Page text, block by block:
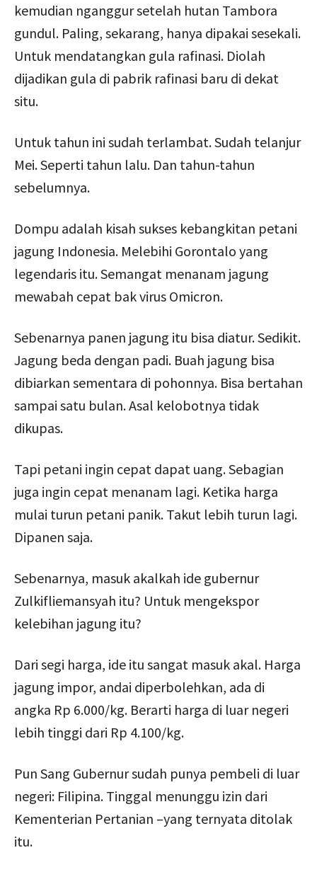
kemudian nganggur setelah hutan Tambora
gundul. Paling, sekarang, hanya dipakai sesekali.
Untuk mendatangkan gula rafinasi. Diolah
dijadikan gula di pabrik rafinasi baru di dekat
situ.
Untuk tahun ini sudah terlambat. Sudah telanjur
Mei. Seperti tahun lalu. Dan tahun-tahun
sebelumnya.
Dompu adalah kisah sukses kebangkitan petani
jagung Indonesia. Melebihi Gorontalo yang
legendaris itu. Semangat menanam jagung
mewabah cepat bak virus Omicron.
Sebenarnya panen jagung itu bisa diatur. Sedikit.
Jagung beda dengan padi. Buah jagung bisa
dibiarkan sementara di pohonnya. Bisa bertahan
sampai satu bulan. Asal kelobotnya tidak
dikupas.
Tapi petani ingin cepat dapat uang. Sebagian
juga ingin cepat menanam lagi. Ketika harga
mulai turun petani panik. Takut lebih turun lagi.
Dipanen saja.
Sebenarnya, masuk akalkah ide gubernur
Zulkifliemansyah itu? Untuk mengekspor
kelebihan jagung itu?
Dari segi harga, ide itu sangat masuk akal. Harga
jagung impor, andai diperbolehkan, ada di
angka Rp 6.000/kg. Berarti harga di luar negeri
lebih tinggi dari Rp 4.100/kg.
Pun Sang Gubernur sudah punya pembeli di luar
negeri: Filipina. Tinggal menunggu izin dari
Kementerian Pertanian –yang ternyata ditolak
itu.